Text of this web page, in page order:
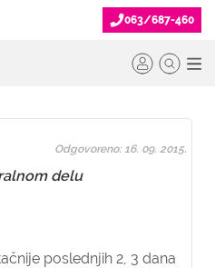
063/687-460
delu
poslednjih 2, 3 dana
Odgovoreno: 16. 09. 2015.